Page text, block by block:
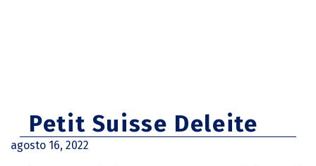
Petit Suisse Deleite
agosto 16, 2022